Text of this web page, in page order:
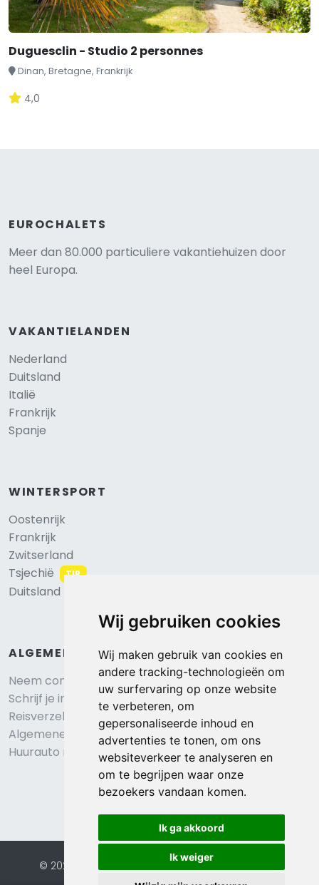
Wij gebruiken cookies
Wij maken gebruik van cookies en
andere tracking-technologieën om
uw surfervaring op onze website
te verbeteren, om
gepersonaliseerde inhoud en
advertenties te tonen, om ons
websiteverkeer te analyseren en
om te begrijpen waar onze
bezoekers vandaan komen.
Ik ga akkoord
Ik weiger
Duguesclin - Studio 2 personnes
Dinan, Bretagne, Frankrijk
4,0
EUROCHALETS
Meer dan 80.000 particuliere vakantiehuizen door
heel Europa.
VAKANTIELANDEN
Nederland
Duitsland
Italië
Frankrijk
Spanje
WINTERSPORT
Oostenrijk
Frankrijk
Zwitserland
Tsjechië
TIP
Duitsland
ALGEMEEN
Neem contact op
Schrijf je in voor onze nieuwsbrief
Reisverzekering afsluiten
Algemene voorwaarden
Huurauto reserveren
© 2026 Eurochalets | Website door FalcoTravel